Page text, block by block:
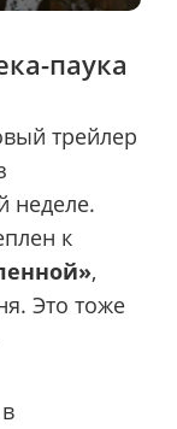
паука
трейлер
неделе.
к
,
Это тоже